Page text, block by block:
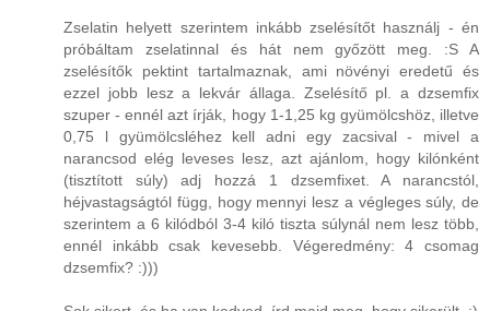
Zselatin helyett szerintem inkább zselésítőt használj - én
próbáltam zselatinnal és hát nem győzött meg. :S A
zselésítők pektint tartalmaznak, ami növényi eredetű és
ezzel jobb lesz a lekvár állaga. Zselésítő pl. a dzsemfix
szuper - ennél azt írják, hogy 1-1,25 kg gyümölcshöz, illetve
0,75 l gyümölcsléhez kell adni egy zacsival - mivel a
narancsod elég leveses lesz, azt ajánlom, hogy kilónként
(tisztított súly) adj hozzá 1 dzsemfixet. A narancstól,
héjvastagságtól függ, hogy mennyi lesz a végleges súly, de
szerintem a 6 kilódból 3-4 kiló tiszta súlynál nem lesz több,
ennél inkább csak kevesebb. Végeredmény: 4 csomag
dzsemfix? :)))